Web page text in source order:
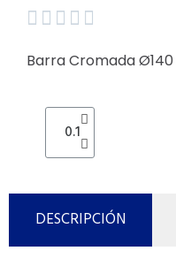
    
Barra Cromada Ø140
DESCRIPCIÓN